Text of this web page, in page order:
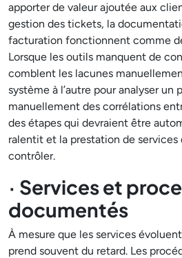
apporter de valeur ajoutée aux
gestion des tickets, la
facturation fonctionnent comme
Lorsque les outils manquent de
comblent les lacunes
système à l’autre pour analyser un
manuellement des corrélations
des étapes qui devraient être
ralentit et la prestation de
contrôler.
· Services et
documentés
À mesure que les services
prend souvent du retard. Les